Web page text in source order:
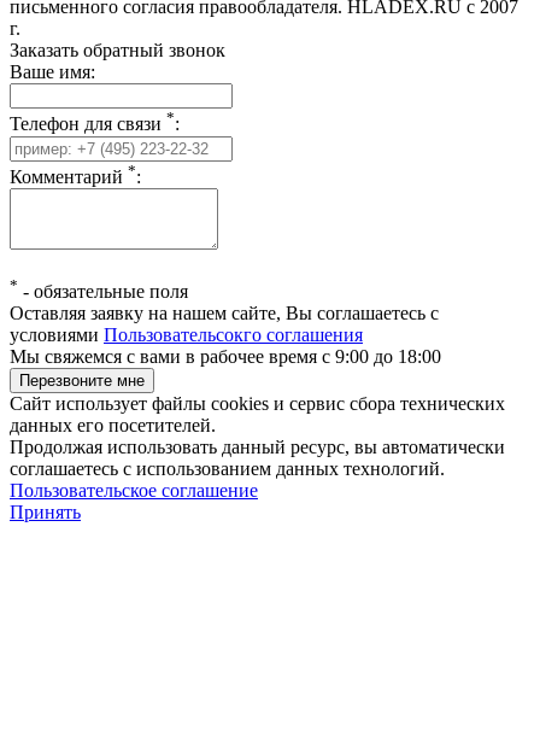
письменного согласия правообладателя. HLADEX.RU c 2007
г.
Заказать обратный звонок
Ваше имя:
Телефон для связи *:
Комментарий *:
* - обязательные поля
Оставляя заявку на нашем сайте, Вы соглашаетесь с
условиями Пользовательсокго соглашения
Мы свяжемся с вами в рабочее время с 9:00 до 18:00
Сайт использует файлы cookies и сервис сбора технических
данных его посетителей.
Продолжая использовать данный ресурс, вы автоматически
соглашаетесь с использованием данных технологий.
Пользовательское соглашение
Принять